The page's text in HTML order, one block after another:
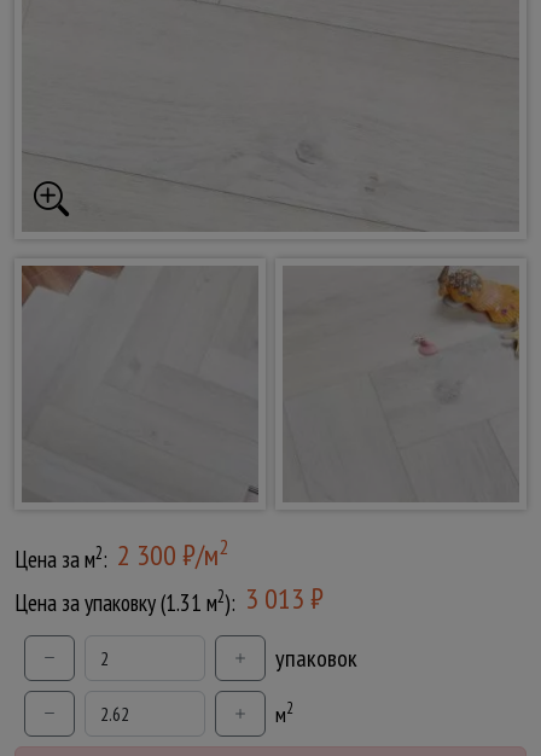
Цена за м2: 2 300 ₽/м2
Цена за упаковку (1.31 м2): 3 013 ₽
упаковок
м2